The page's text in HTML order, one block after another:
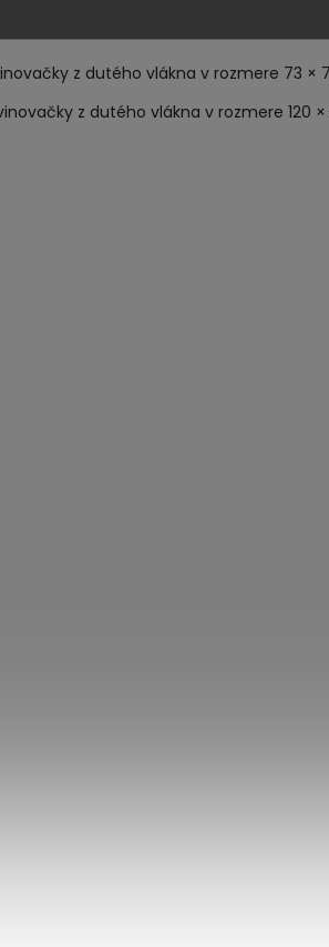
z dutého vlákna v rozmere 73 ×
z dutého vlákna v rozmere 120